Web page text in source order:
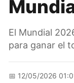
El Mundial
para ganar el
📅 12/05/2026